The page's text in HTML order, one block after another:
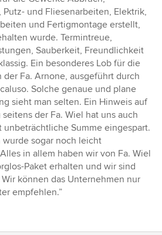
Putz- und Fliesenarbeiten, Elektrik,
und Fertigmontage erstellt,
wurde. Termintreue,
Sauberkeit, Freundlichkeit
Ein besonderes Lob für die
der Fa. Arnone, ausgeführt durch
Solche genaue und plane
sieht man selten. Ein Hinweis auf
der Fa. Wiel hat uns auch
unbeträchtliche Summe eingespart.
wurde sogar noch leicht
in allem haben wir von Fa. Wiel
Paket erhalten und wir sind
können das Unternehmen nur
empfehlen.”